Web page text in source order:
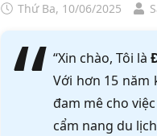
Thứ Ba, 10/06/2025
“Xin chào, Tôi là
Với hơn 15 năm
đam mê cho
cẩm nang du